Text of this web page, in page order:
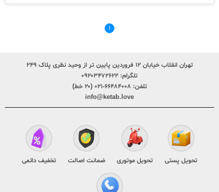
۱
تهران انقلاب خیابان ۱۲ فروردین پایین تر از وحید نظری پلاک ۲۴۹
تلگرام: ۰۹۲۰۳۴۷۲۶۲۲
تلفن: ۶۶۴۸۴۰۰۸-۰۲۱ (۲۰ خط)
info@ketab.love
تحویل پستی تحویل موتوری ضمانت اصالت تخفیف دائمی